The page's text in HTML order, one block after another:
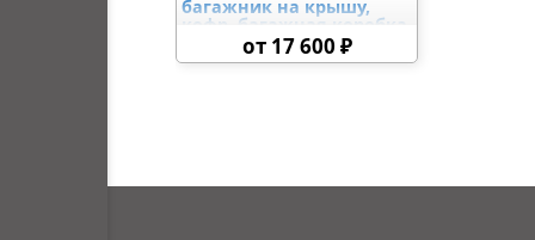
багажник на крышу,
кофр, багажная коробка,
автомобильный кейс на
крышу
от 17 600 ₽